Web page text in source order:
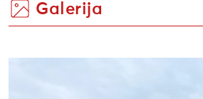
Galerija